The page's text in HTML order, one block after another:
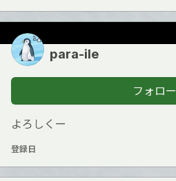
para-ile
フォロー
よろしくー
登録日